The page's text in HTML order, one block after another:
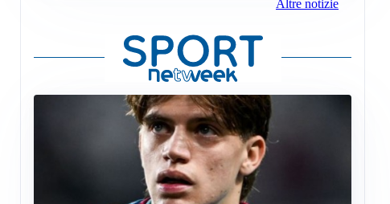
Altre notizie